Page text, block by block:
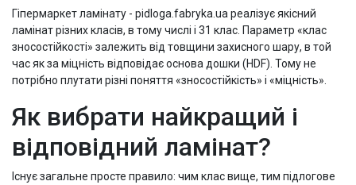
Гіпермаркет ламінату - pidloga.fabryka.ua реалізує якісний
ламінат різних класів, в тому числі і 31 клас. Параметр «клас
зносостійкості» залежить від товщини захисного шару, в той
час як за міцність відповідає основа дошки (HDF). Тому не
потрібно плутати різні поняття «зносостійкість» і «міцність».
Як вибрати найкращий і
відповідний ламінат?
Існує загальне просте правило: чим клас вище, тим підлогове